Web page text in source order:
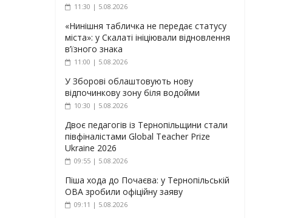
11:30 | 5.08.2026
«Нинішня табличка не передає статусу
міста»: у Скалаті ініціювали відновлення
в’їзного знака
11:00 | 5.08.2026
У Зборові облаштовують нову
відпочинкову зону біля водойми
10:30 | 5.08.2026
Двоє педагогів із Тернопільщини стали
півфіналістами Global Teacher Prize
Ukraine 2026
09:55 | 5.08.2026
Піша хода до Почаєва: у Тернопільській
ОВА зробили офіційну заяву
09:11 | 5.08.2026